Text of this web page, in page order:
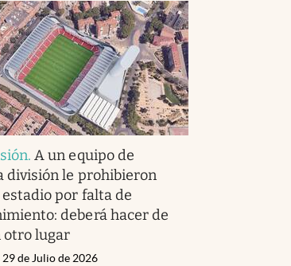
.A un equipo de
división le prohibieron
por falta de
deberá hacer de
otro lugar
29 de Julio de 2026